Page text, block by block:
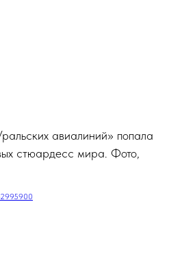
авиалиний» попала
стюардесс мира. Фото,